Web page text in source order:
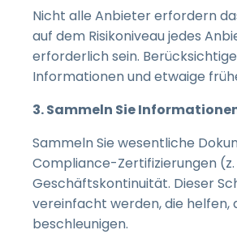
Nicht alle Anbieter erfordern
auf dem Risikoniveau jedes
erforderlich sein.
Informationen und etwaige
3. Sammeln Sie
Sammeln Sie wesentliche
Compliance-Zertifizierungen (z.
Geschäftskontinuität. Dieser
vereinfacht werden, die helfen,
beschleunigen.